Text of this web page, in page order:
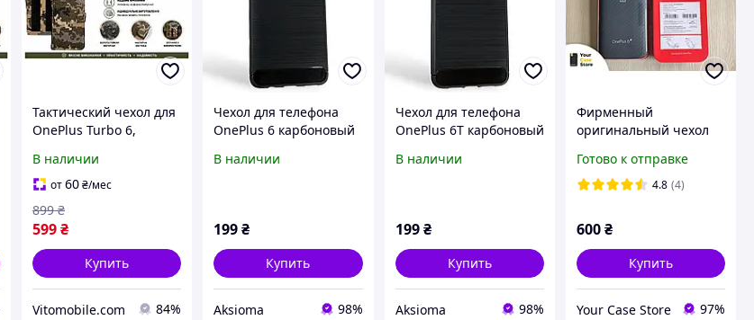
Тактический чехол для
OnePlus Turbo 6,
крепится к
снаряжению на
В наличии
от60₴/мес
599₴
899 ₴
Купить
Vitomobile.com 84%
Чехол для телефона
OnePlus 6 карбоновый
высокими бортами
В наличии
199₴
Купить
Aksioma 98%
Чехол для телефона
OnePlus 6T карбоновый
высокими бортами
В наличии
199 ₴
Купить
Aksioma 98%
Фирменный
оригинальный чехол
bumper карбоновый,
100% оригинал
Готово к отправке
4.8 (4)
600₴
Купить
Your Case Store 97%